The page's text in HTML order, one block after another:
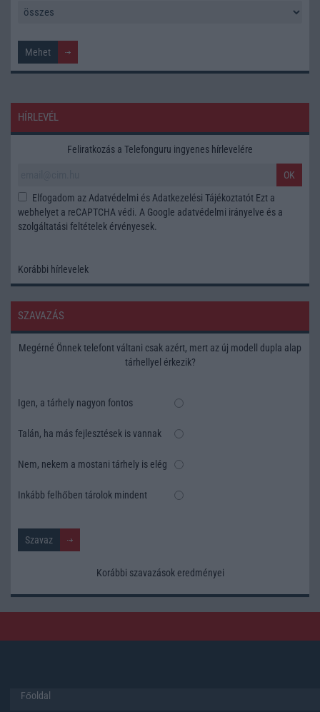
HÍRLEVÉL
Feliratkozás a Telefonguru ingyenes hírlevelére
OK
Elfogadom az Adatvédelmi és Adatkezelési Tájékoztatót Ezt a
webhelyet a reCAPTCHA védi. A Google adatvédelmi irányelve és a
szolgáltatási feltételek érvényesek.
Korábbi hírlevelek
SZAVAZÁS
Megérné Önnek telefont váltani csak azért, mert az új modell dupla alap
tárhellyel érkezik?
Igen, a tárhely nagyon fontos
Talán, ha más fejlesztések is vannak
Nem, nekem a mostani tárhely is elég
Inkább felhőben tárolok mindent
Korábbi szavazások eredményei
Főoldal